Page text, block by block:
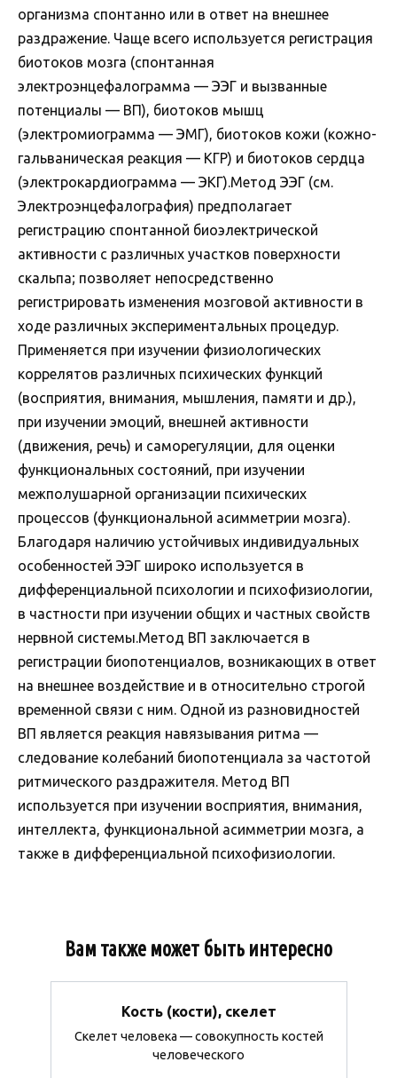
организма спонтанно или в ответ на внешнее
раздражение. Чаще всего используется регистрация
биотоков мозга (спонтанная
электроэнцефалограмма — ЭЭГ и вызванные
потенциалы — ВП), биотоков мышц
(электромиограмма — ЭМГ), биотоков кожи (кожно-
гальваническая реакция — КГР) и биотоков сердца
(электрокардиограмма — ЭКГ).Метод ЭЭГ (см.
Электроэнцефалография) предполагает
регистрацию спонтанной биоэлектрической
активности с различных участков поверхности
скальпа; позволяет непосредственно
регистрировать изменения мозговой активности в
ходе различных экспериментальных процедур.
Применяется при изучении физиологических
коррелятов различных психических функций
(восприятия, внимания, мышления, памяти и др.),
при изучении эмоций, внешней активности
(движения, речь) и саморегуляции, для оценки
функциональных состояний, при изучении
межполушарной организации психических
процессов (функциональной асимметрии мозга).
Благодаря наличию устойчивых индивидуальных
особенностей ЭЭГ широко используется в
дифференциальной психологии и психофизиологии,
в частности при изучении общих и частных свойств
нервной системы.Метод ВП заключается в
регистрации биопотенциалов, возникающих в ответ
на внешнее воздействие и в относительно строгой
временной связи с ним. Одной из разновидностей
ВП является реакция навязывания ритма —
следование колебаний биопотенциала за частотой
ритмического раздражителя. Метод ВП
используется при изучении восприятия, внимания,
интеллекта, функциональной асимметрии мозга, а
также в дифференциальной психофизиологии.
Вам также может быть интересно
Кость (кости), скелет
Скелет человека — совокупность костей
человеческого